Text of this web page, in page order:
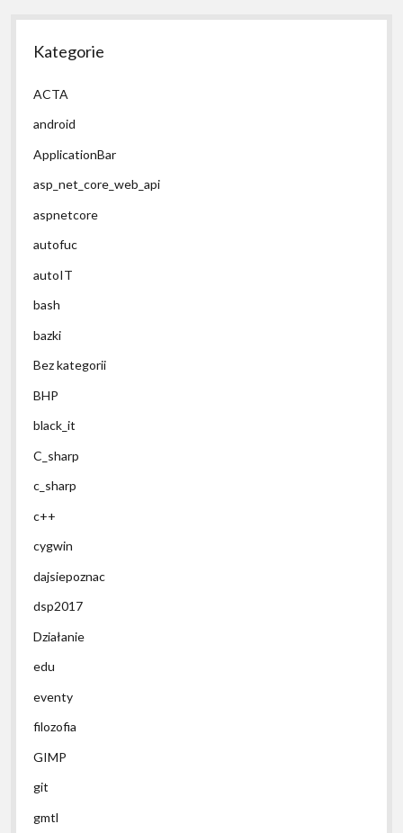
Kategorie
ACTA
android
ApplicationBar
asp_net_core_web_api
aspnetcore
autofuc
autoIT
bash
bazki
Bez kategorii
BHP
black_it
C_sharp
c_sharp
c++
cygwin
dajsiepoznac
dsp2017
Działanie
edu
eventy
filozofia
GIMP
git
gmtl